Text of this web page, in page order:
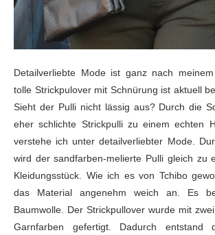
Detailverliebte Mode ist ganz nach
tolle Strickpulover mit Schnürung ist aktuell
Sieht der Pulli nicht lässig aus? Durch die
eher schlichte Strickpulli zu einem echten
verstehe ich unter detailverliebter Mode.
wird der sandfarben-melierte Pulli gleich zu
Kleidungsstück. Wie ich es von Tchibo
das Material angenehm weich an. Es
Baumwolle. Der Strickpullover wurde mit
Garnfarben gefertigt. Dadurch entstand